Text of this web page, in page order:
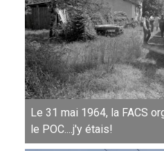
Le 31 mai 1964, la FACS
le POC....j'y étais!